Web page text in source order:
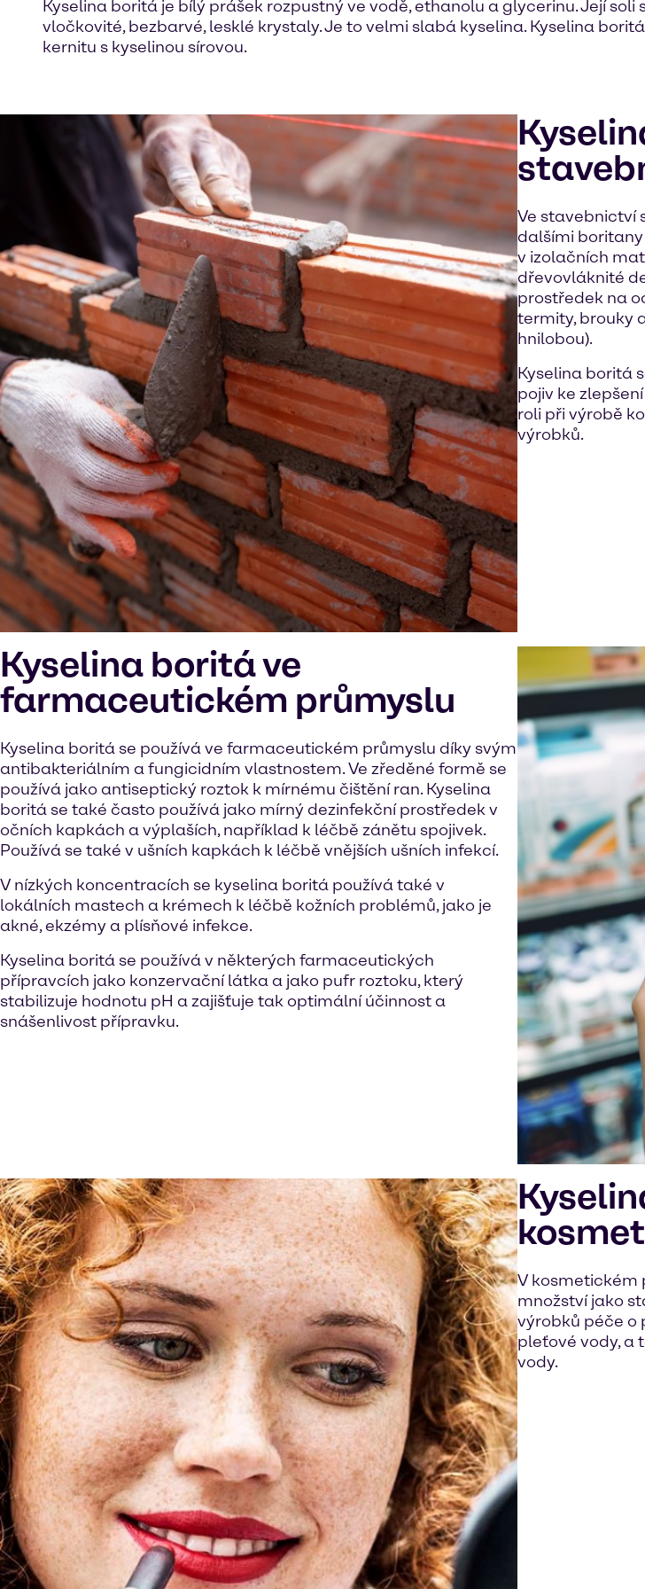
Kyselina boritá je bílý prášek rozpustný ve vodě, ethanolu a glycerinu. Její
vločkovité, bezbarvé, lesklé krystaly. Je to velmi slabá kyselina. Kyselina
kernitu s kyselinou sírovou.
Ve stavebnictví
dalšími
v izolačních
dřevovláknité
prostředek na
termity, brouky
hnilobou).
Kyselina boritá
pojiv ke
roli při výrobě
výrobků.
Kyselina boritá ve
farmaceutickém průmyslu
Kyselina boritá se používá ve farmaceutickém průmyslu díky svým
antibakteriálním a fungicidním vlastnostem. Ve zředěné formě se
používá jako antiseptický roztok k mírnému čištění ran. Kyselina
boritá se také často používá jako mírný dezinfekční prostředek v
očních kapkách a výplaších, například k léčbě zánětu spojivek.
Používá se také v ušních kapkách k léčbě vnějších ušních infekcí.
V nízkých koncentracích se kyselina boritá používá také v
lokálních mastech a krémech k léčbě kožních problémů, jako je
akné, ekzémy a plísňové infekce.
Kyselina boritá se používá v některých farmaceutických
přípravcích jako konzervační látka a jako pufr roztoku, který
stabilizuje hodnotu pH a zajišťuje tak optimální účinnost a
snášenlivost přípravku.
V kosmetickém
množství jako
výrobků péče o
pleťové vody, a
vody.